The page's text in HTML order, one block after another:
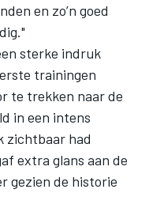
en zo’n goed
sterke indruk
trainingen
te trekken naar de
in een intens
zichtbaar had
extra glans aan de
gezien de historie